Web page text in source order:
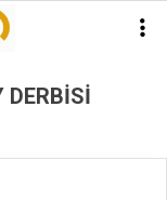
DERBİSİ